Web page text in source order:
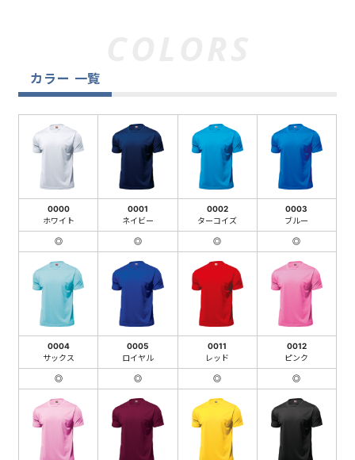
カラー 一覧
0000
ホワイト
◎
0001
ネイビー
◎
0002
ターコイズ
◎
0003
ブルー
◎
0004
サックス
◎
0005
ロイヤル
◎
0011
レッド
◎
0012
ピンク
◎